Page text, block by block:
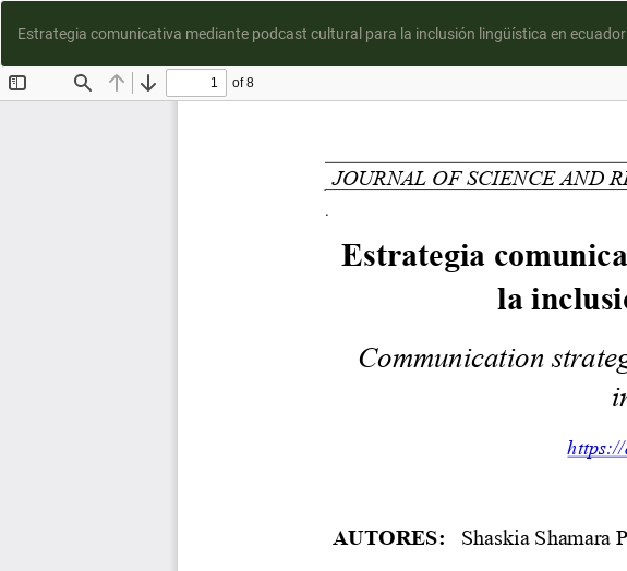
Estrategia comunicativa mediante podcast cultural para la inclusión lingüística en ecuador